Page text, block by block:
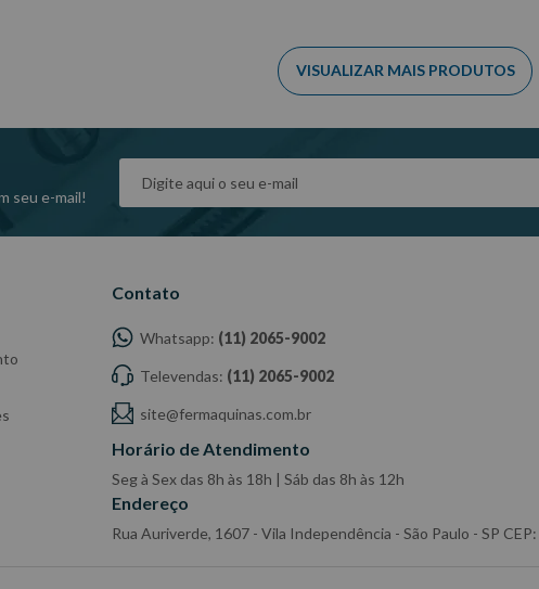
seu e-mail!
Contato
Whatsapp: (11) 2065-9002
Televendas: (11) 2065-9002
site@fermaquinas.com.br
Horário de Atendimento
Seg à Sex das 8h às 18h | Sáb das 8h às 12h
Endereço
Rua Auriverde, 1607 - Vila Independência - São Paulo - SP